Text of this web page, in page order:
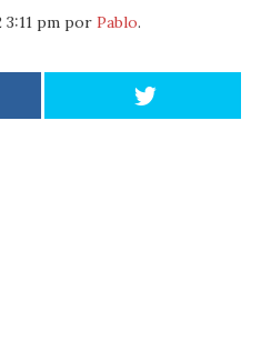
pm por Pablo.